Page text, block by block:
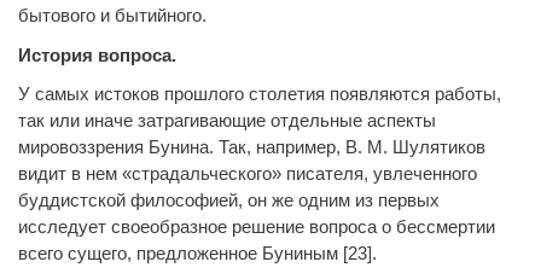
бытового и бытийного.
История вопроса.
У самых истоков прошлого столетия появляются работы,
так или иначе затрагивающие отдельные аспекты
мировоззрения Бунина. Так, например, В. М. Шулятиков
видит в нем «страдальческого» писателя, увлеченного
буддистской философией, он же одним из первых
исследует своеобразное решение вопроса о бессмертии
всего сущего, предложенное Буниным [23].